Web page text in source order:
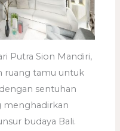
Putra Sion Mandiri,
ruang tamu untuk
sentuhan
menghadirkan
budaya Bali.